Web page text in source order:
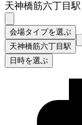
天神橋筋六丁目駅
会場タイプを選ぶ
天神橋筋六丁目駅
日時を選ぶ